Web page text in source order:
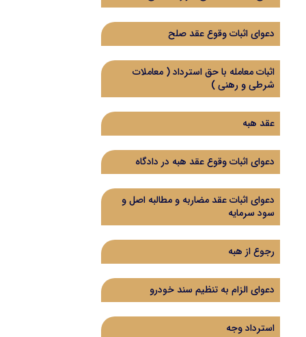
دعوای اثبات وقوع عقد صلح
اثبات معامله با حق استرداد (‌ معاملات
شرطی و رهنی )‌
عقد هبه
دعوای اثبات وقوع عقد هبه در دادگاه
دعوای اثبات عقد مضاربه و مطالبه اصل و
سود سرمایه
رجوع از هبه
دعوای الزام به تنظیم سند خودرو
استرداد وجه